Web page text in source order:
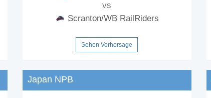
vs
Scranton/WB RailRiders
Sehen Vorhersage
Japan NPB